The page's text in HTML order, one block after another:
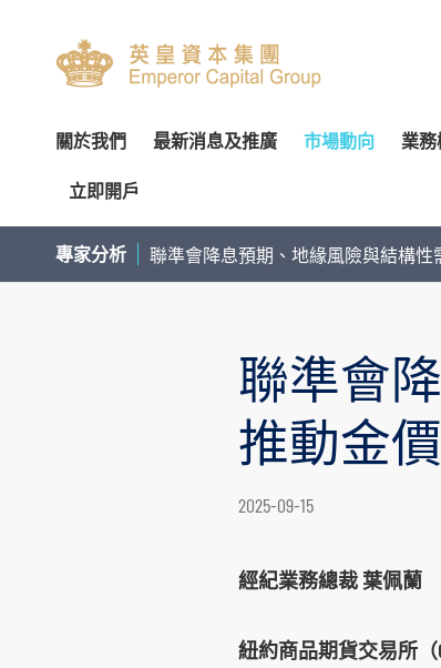
關於我們
關於我們
管理團隊
聯絡我們
最新消息及推廣 市場動向
專家分析
個股推介
季度策略/專題
業
環球投資產品
股票期權
股票融資融券
基金買賣
滬
財富管理
企業融資
企業資料
董事名單與其角色和職能
公告
投資者資訊
以電子方式傳送公司通訊
簡介
審核委員會
提名委員會
開設戶口
服務及收費
提存方法
立即開戶
網上開戶（建議
親臨開戶
注意事項
專家分析 聯準會降息預期、地緣風險與結構性
聯準會
推動金
2025-09-15
經紀業務總裁 葉佩蘭
紐約商品期貨交易所（